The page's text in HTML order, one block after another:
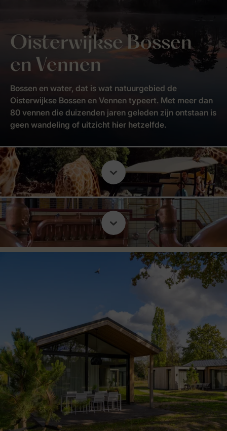
Oisterwijkse Bossen
en Vennen
Bossen en water, dat is wat natuurgebied de
Oisterwijkse Bossen en Vennen typeert. Met meer dan
80 vennen die duizenden jaren geleden zijn ontstaan is
geen wandeling of uitzicht hier hetzelfde.